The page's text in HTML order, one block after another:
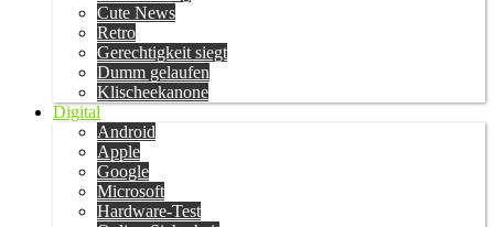
Cute News
Retro
Gerechtigkeit siegt
Dumm gelaufen
Klischeekanone
Digital
Android
Apple
Google
Microsoft
Hardware-Test